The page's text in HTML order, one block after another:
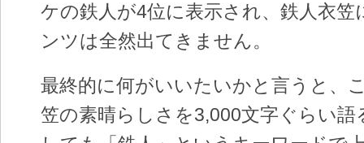
ケの鉄人が4位に表示され、鉄人衣笠
ンツは全然出てきません。
最終的に何がいいたいかと言うと、
笠の素晴らしさを3,000文字ぐらい語